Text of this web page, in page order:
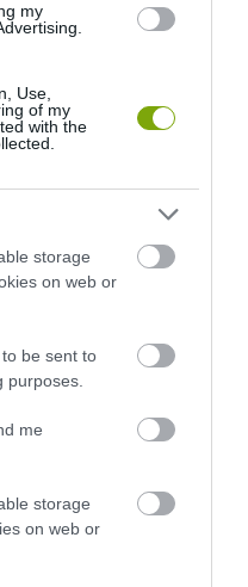
my
Use,
of my
with the
storage
on web or
be sent to
purposes.
me
storage
on web or
LEHET, HOGY
ORVOS A VÉGSŐKIG
PRÓBÁLT
06-23
– CSAK ÉPPEN NEM
OKOZTA A RÁKOT